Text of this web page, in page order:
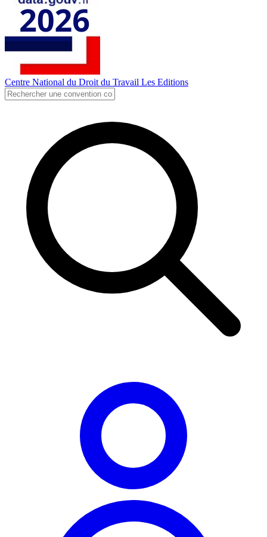
Centre National du Droit du Travail Les Editions